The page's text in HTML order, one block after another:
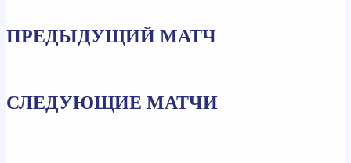
ПРЕДЫДУЩИЙ МАТЧ
СЛЕДУЮЩИЕ МАТЧИ